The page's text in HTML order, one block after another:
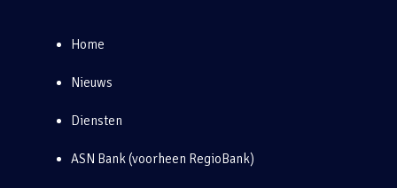
Home
Nieuws
Diensten
ASN Bank (voorheen RegioBank)